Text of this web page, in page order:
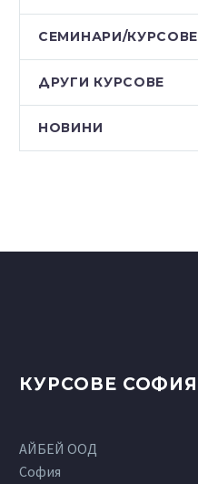
СЕМИНАРИ/КУРСОВЕ
ДРУГИ КУРСОВЕ
НОВИНИ
КУРСОВЕ СОФИЯ
АЙБЕЙ ООД
София